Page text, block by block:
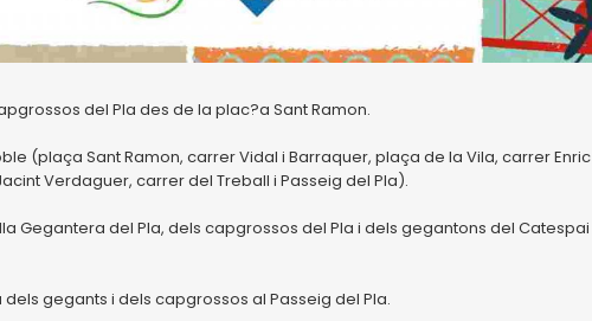
del Pla des de la plac?a Sant Ramon.
(plaça Sant Ramon, carrer Vidal i Barraquer, plaça de la Vila, carrer Enric
Verdaguer, carrer del Treball i Passeig del Pla).
Gegantera del Pla, dels capgrossos del Pla i dels gegantons del Catespai
dels gegants i dels capgrossos al Passeig del Pla.